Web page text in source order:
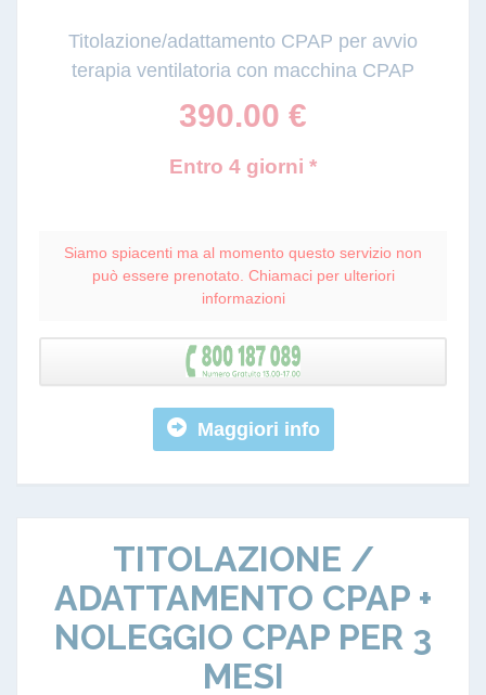
Titolazione/adattamento CPAP per avvio
terapia ventilatoria con macchina CPAP
390.00 €
Entro 4 giorni *
Siamo spiacenti ma al momento questo servizio non
può essere prenotato. Chiamaci per ulteriori
informazioni
Maggiori info
TITOLAZIONE /
ADATTAMENTO CPAP +
NOLEGGIO CPAP PER 3
MESI